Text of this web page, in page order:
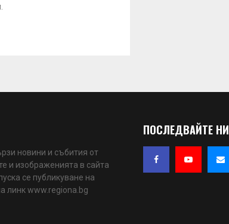
новини и събития от
и изображенията в сайта
се публикуване на
линк www.regiona.bg
ПОСЛЕДВАЙТЕ НИ